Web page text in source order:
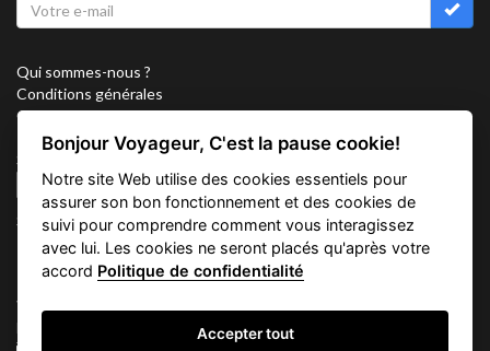
Qui sommes-nous ?
Conditions générales
Confidentialité
Partenariat
Sitemap
Cookies
Suivez nous sur
Vacation Key Corp. 2905 Point East Drive #L-215. Aventura.
FLORIDA 33160.
Bonjour Voyageur, C'est la pause cookie!
Notre site Web utilise des cookies essentiels pour
assurer son bon fonctionnement et des cookies de
suivi pour comprendre comment vous interagissez
avec lui. Les cookies ne seront placés qu'après votre
accord Politique de confidentialité
Accepter tout